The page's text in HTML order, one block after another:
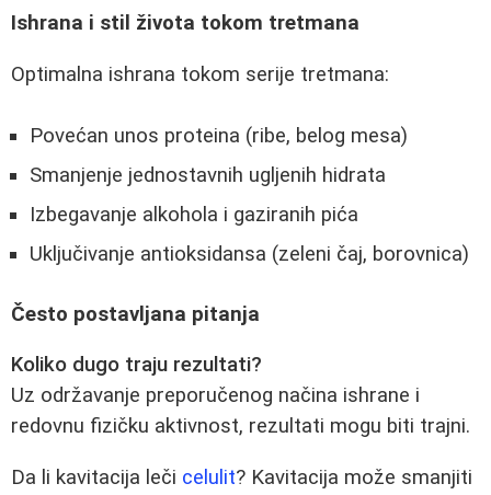
Ishrana i stil života tokom tretmana
Optimalna ishrana tokom serije tretmana:
Povećan unos proteina (ribe, belog mesa)
Smanjenje jednostavnih ugljenih hidrata
Izbegavanje alkohola i gaziranih pića
Uključivanje antioksidansa (zeleni čaj, borovnica)
Često postavljana pitanja
Koliko dugo traju rezultati?
Uz održavanje preporučenog načina ishrane i
redovnu fizičku aktivnost, rezultati mogu biti trajni.
Da li kavitacija leči celulit? Kavitacija može smanjiti